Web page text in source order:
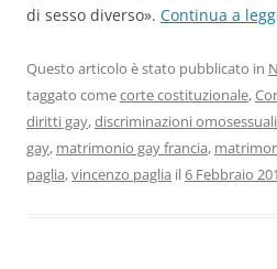
di sesso diverso». Continua a
Questo articolo è stato pubblicato in
taggato comecorte costituzionale,
diritti gay,discriminazioni omosessuali
gay, matrimonio gay francia,
paglia,vincenzo paglia il6 Febbraio